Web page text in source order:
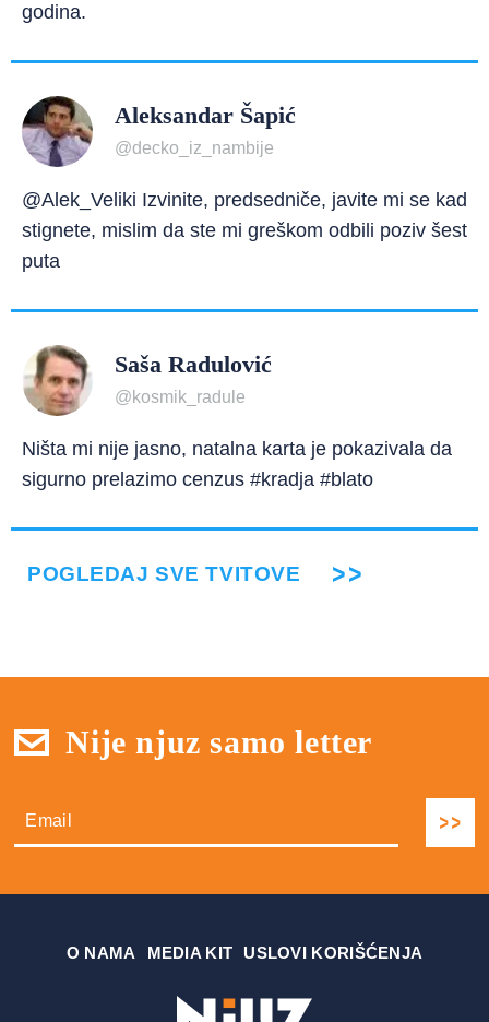
godina.
Aleksandar Šapić
@decko_iz_nambije
@Alek_Veliki Izvinite, predsedniče, javite mi se kad
stignete, mislim da ste mi greškom odbili poziv šest
puta
Saša Radulović
@kosmik_radule
Ništa mi nije jasno, natalna karta je pokazivala da
sigurno prelazimo cenzus #kradja #blato
POGLEDAJ SVE TVITOVE
Nije njuz samo letter
О NAMA MEDIA KIT USLOVI KORIŠĆENJA